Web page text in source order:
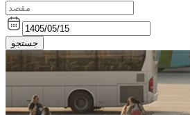
جستجو